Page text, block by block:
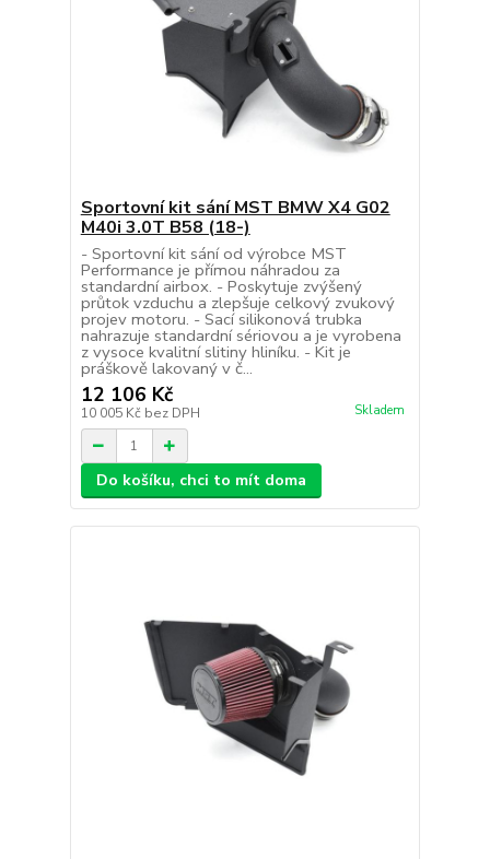
Sportovní kit sání MST BMW X4 G02
M40i 3.0T B58 (18-)
- Sportovní kit sání od výrobce MST
Performance je přímou náhradou za
standardní airbox. - Poskytuje zvýšený
průtok vzduchu a zlepšuje celkový zvukový
projev motoru. - Sací silikonová trubka
nahrazuje standardní sériovou a je vyrobena
z vysoce kvalitní slitiny hliníku. - Kit je
práškově lakovaný v č...
12 106 Kč
10 005 Kč bez DPH Skladem
Do košíku, chci to mít doma